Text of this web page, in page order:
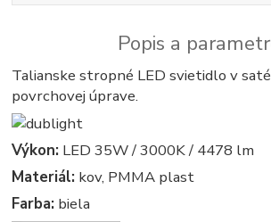
Popis a
Talianske stropné LED svietidlo v
povrchovej úprave.
Výkon: LED 35W / 3000K / 4478 lm
Materiál: kov, PMMA plast
Farba: biela